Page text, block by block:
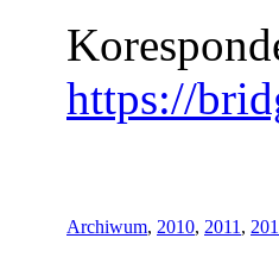
https://
Archiwum, 2010, 2011 ,